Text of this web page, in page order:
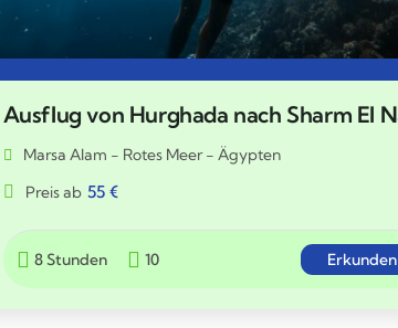
Ausflug von Hurghada nach Sharm El
Marsa Alam - Rotes Meer - Ägypten
Preis ab 55 €
8 Stunden 10 Erkunden